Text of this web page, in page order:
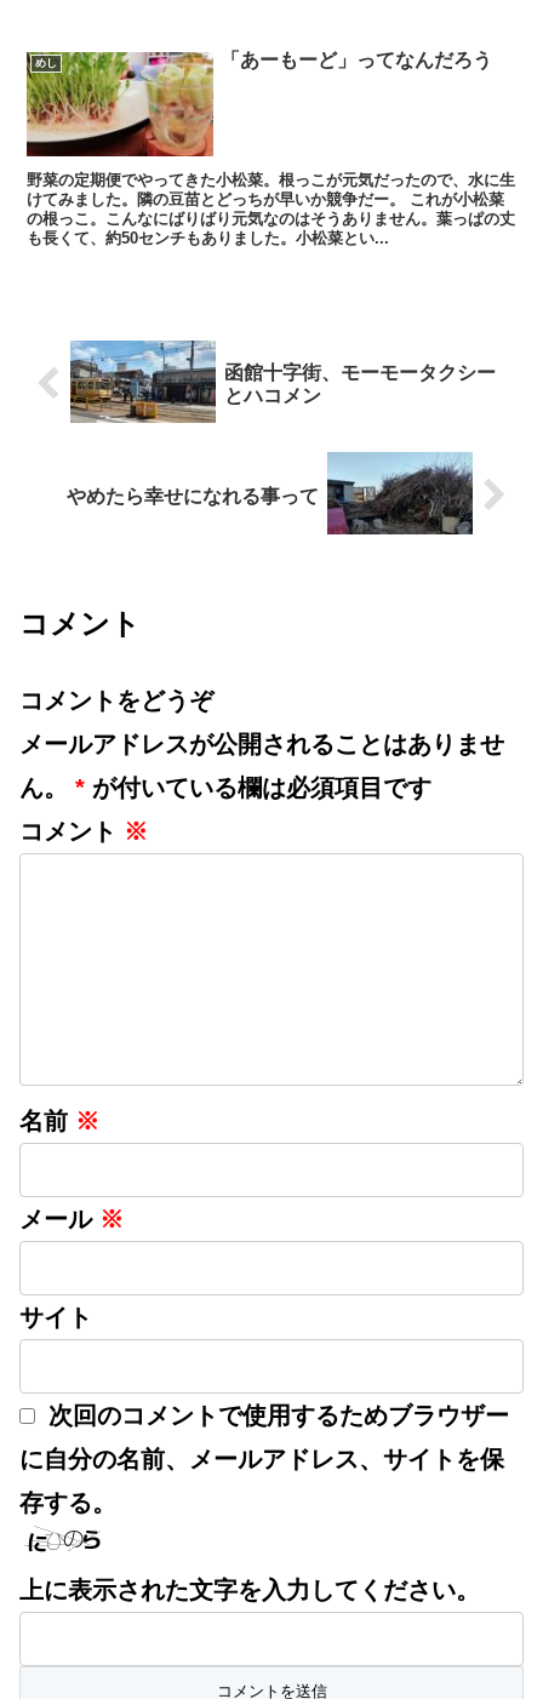
めし 「あーもーど」ってなんだろう
野菜の定期便でやってきた小松菜。根っこが元気だったので、水に生
けてみました。隣の豆苗とどっちが早いか競争だー。 これが小松菜
の根っこ。こんなにばりばり元気なのはそうありません。葉っぱの丈
も長くて、約50センチもありました。小松菜とい...
函館十字街、モーモータクシー
とハコメン
やめたら幸せになれる事って
コメント
コメントをどうぞ
メールアドレスが公開されることはありませ
ん。
* が付いている欄は必須項目です
コメント ※
名前 ※
メール ※
サイト
次回のコメントで使用するためブラウザー
に自分の名前、メールアドレス、サイトを保
存する。
上に表示された文字を入力してください。